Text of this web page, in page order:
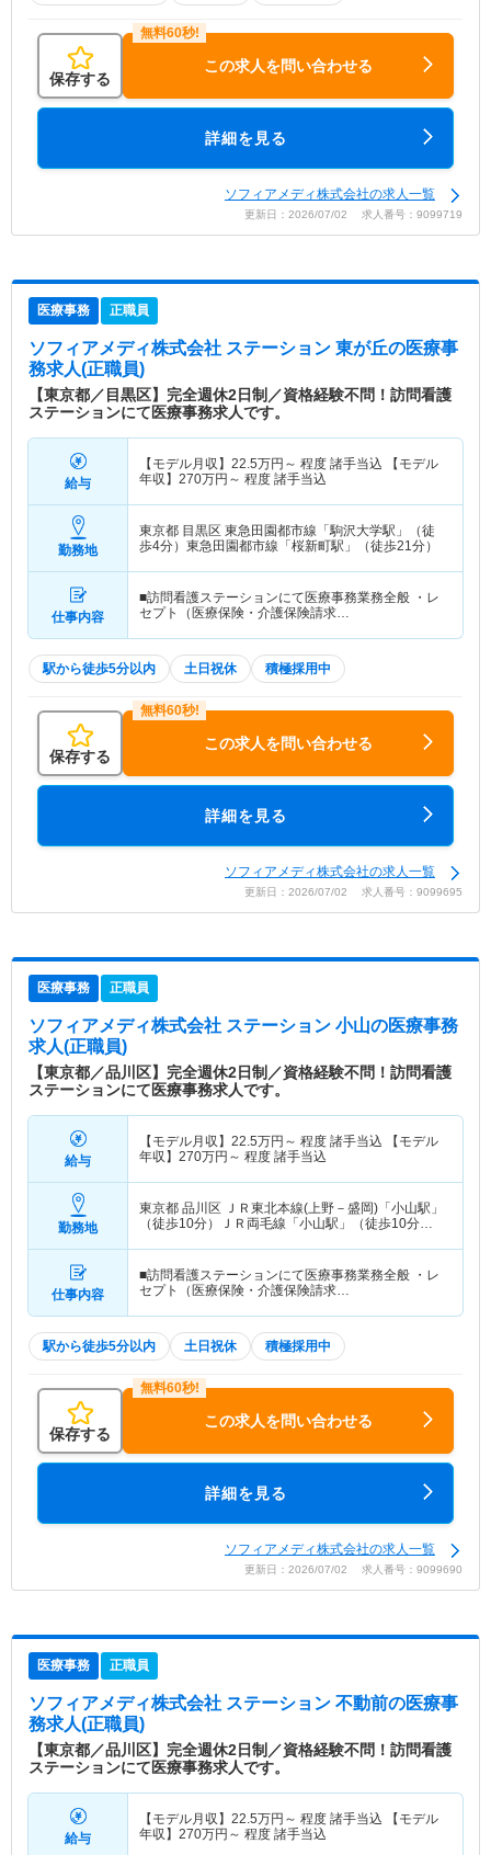
保存する
この求人を問い合わせる
詳細を見る
ソフィアメディ株式会社の求人一覧
更新日：2026/07/02 求人番号：9099719
医療事務 正職員
ソフィアメディ株式会社 ステーション 東が丘の医療事
務求人(正職員)
【東京都／目黒区】完全週休2日制／資格経験不問！訪問看護
ステーションにて医療事務求人です。
給与
【モデル月収】 22.5万円～ 程度 諸手当込 【モデル
年収】 270万円～ 程度 諸手当込
勤務地
東京都 目黒区 東急田園都市線「駒沢大学駅」（徒
歩4分）東急田園都市線「桜新町駅」（徒歩21分）
仕事内容
■訪問看護ステーションにて医療事務業務全般 ・レ
セプト（医療保険・介護保険請求…
駅から徒歩5分以内 土日祝休 積極採用中
保存する
この求人を問い合わせる
詳細を見る
ソフィアメディ株式会社の求人一覧
更新日：2026/07/02 求人番号：9099695
医療事務 正職員
ソフィアメディ株式会社 ステーション 小山の医療事務
求人(正職員)
【東京都／品川区】完全週休2日制／資格経験不問！訪問看護
ステーションにて医療事務求人です。
給与
【モデル月収】 22.5万円～ 程度 諸手当込 【モデル
年収】 270万円～ 程度 諸手当込
勤務地
東京都 品川区 ＪＲ東北本線(上野－盛岡)「小山駅」
（徒歩10分）ＪＲ両毛線「小山駅」（徒歩10分）
仕事内容
■訪問看護ステーションにて医療事務業務全般 ・レ
セプト（医療保険・介護保険請求…
駅から徒歩5分以内 土日祝休 積極採用中
保存する
この求人を問い合わせる
詳細を見る
ソフィアメディ株式会社の求人一覧
更新日：2026/07/02 求人番号：9099690
医療事務 正職員
ソフィアメディ株式会社 ステーション 不動前の医療事
務求人(正職員)
【東京都／品川区】完全週休2日制／資格経験不問！訪問看護
ステーションにて医療事務求人です。
給与
【モデル月収】 22.5万円～ 程度 諸手当込 【モデル
年収】 270万円～ 程度 諸手当込